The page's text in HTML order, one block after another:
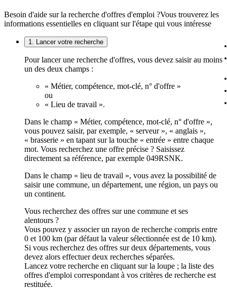
Besoin d'aide sur la recherche d'offres d'emploi ?Vous trouverez les
informations essentielles en cliquant sur l'étape qui vous intéresse
1. Lancer votre recherche
Pour lancer une recherche d'offres, vous devez saisir au moins
un des deux champs :
« Métier, compétence, mot-clé, n° d'offre »
ou
« Lieu de travail ».
Dans le champ « Métier, compétence, mot-clé, n° d'offre »,
vous pouvez saisir, par exemple, « serveur », « anglais »,
« brasserie » en tapant sur la touche « entrée » entre chaque
mot. Vous recherchez une offre précise ? Saisissez
directement sa référence, par exemple 049RSNK.
Dans le champ « lieu de travail », vous avez la possibilité de
saisir une commune, un département, une région, un pays ou
un continent.
Vous recherchez des offres sur une commune et ses
alentours ?
Vous pouvez y associer un rayon de recherche compris entre
0 et 100 km (par défaut la valeur sélectionnée est de 10 km).
Si vous recherchez des offres sur deux départements, vous
devez alors effectuer deux recherches séparées.
Lancez votre recherche en cliquant sur la loupe ; la liste des
offres d'emploi correspondant à vos critères de recherche est
restituée.